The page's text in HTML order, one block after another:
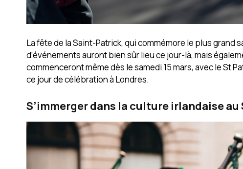
La fête de la Saint-Patrick, qui commémore le plus grand
d’événements auront bien sûr lieu ce jour-là, mais
commenceront même dès le samedi 15 mars, avec le St
ce jour de célébration à Londres.
S’immerger dans la culture irlandaise au